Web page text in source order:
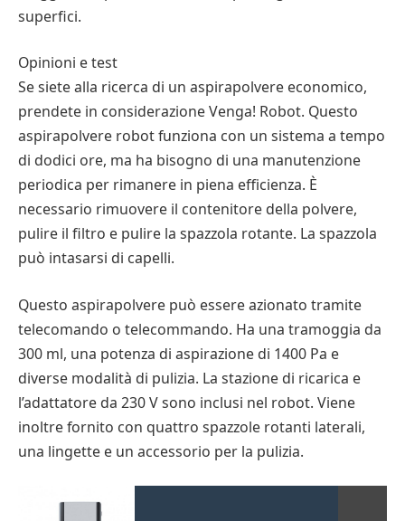
superfici.
Opinioni e test
Se siete alla ricerca di un aspirapolvere economico,
prendete in considerazione Venga! Robot. Questo
aspirapolvere robot funziona con un sistema a tempo
di dodici ore, ma ha bisogno di una manutenzione
periodica per rimanere in piena efficienza. È
necessario rimuovere il contenitore della polvere,
pulire il filtro e pulire la spazzola rotante. La spazzola
può intasarsi di capelli.
Questo aspirapolvere può essere azionato tramite
telecomando o telecommando. Ha una tramoggia da
300 ml, una potenza di aspirazione di 1400 Pa e
diverse modalità di pulizia. La stazione di ricarica e
l’adattatore da 230 V sono inclusi nel robot. Viene
inoltre fornito con quattro spazzole rotanti laterali,
una lingette e un accessorio per la pulizia.